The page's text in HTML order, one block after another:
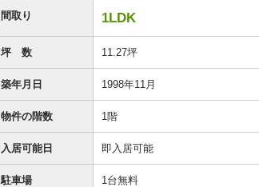
間取り 1LDK
坪 数 11.27坪
築年月日 1998年11月
物件の階数 1階
入居可能日 即入居可能
駐車場 1台無料